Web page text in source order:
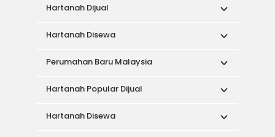
Hartanah Dijual
Hartanah Disewa
Perumahan Baru Malaysia
Hartanah Popular Dijual
Hartanah Disewa